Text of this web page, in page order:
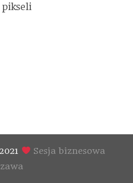
pikseli
Sesja biznesowa